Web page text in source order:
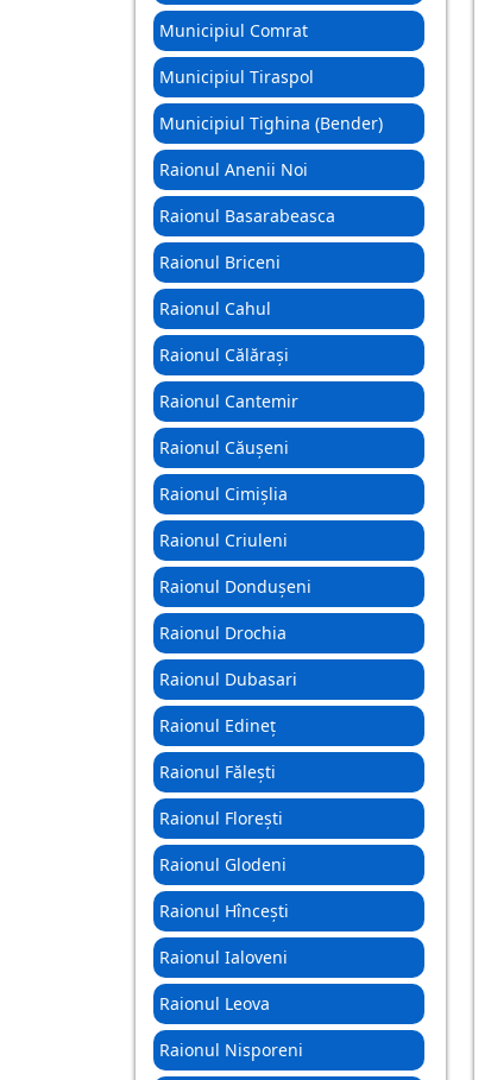
Municipiul Comrat
Municipiul Tiraspol
Municipiul Tighina (Bender)
Raionul Anenii Noi
Raionul Basarabeasca
Raionul Briceni
Raionul Cahul
Raionul Călărași
Raionul Cantemir
Raionul Căușeni
Raionul Cimișlia
Raionul Criuleni
Raionul Dondușeni
Raionul Drochia
Raionul Dubasari
Raionul Edineț
Raionul Fălești
Raionul Florești
Raionul Glodeni
Raionul Hîncești
Raionul Ialoveni
Raionul Leova
Raionul Nisporeni